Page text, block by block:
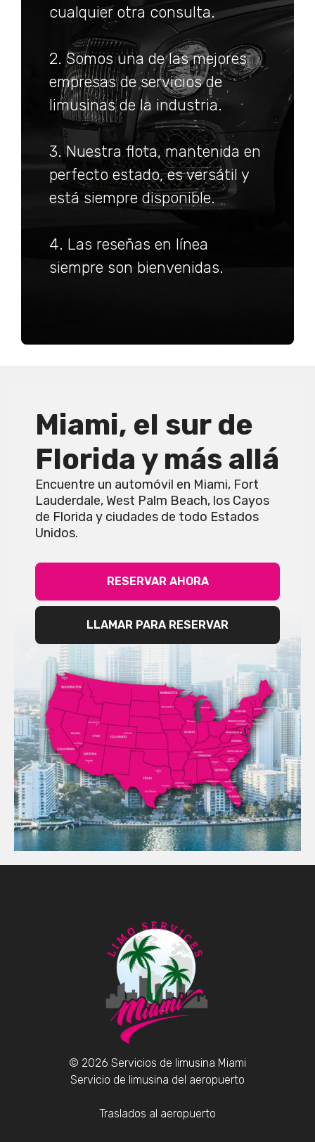
cualquier otra consulta.
2. Somos una de las mejores
empresas de servicios de
limusinas de la industria.
3. Nuestra flota, mantenida en
perfecto estado, es versátil y
está siempre disponible.
4. Las reseñas en línea
siempre son bienvenidas.
Miami, el sur de
Florida y más allá
Encuentre un automóvil en Miami, Fort
Lauderdale, West Palm Beach, los Cayos
de Florida y ciudades de todo Estados
Unidos.
RESERVAR AHORA
LLAMAR PARA RESERVAR
© 2026 Servicios de limusina Miami
Servicio de limusina del aeropuerto
Traslados al aeropuerto